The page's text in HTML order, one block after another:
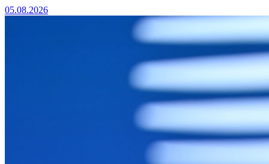
05.08.2026